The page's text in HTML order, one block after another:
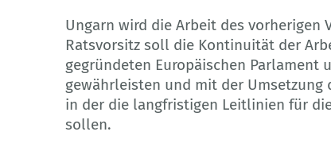
Ungarn wird die Arbeit des vorherigen
Ratsvorsitz soll die Kontinuität der
gegründeten Europäischen Parlament
gewährleisten und mit der Umsetzung
in der die langfristigen Leitlinien für
sollen.